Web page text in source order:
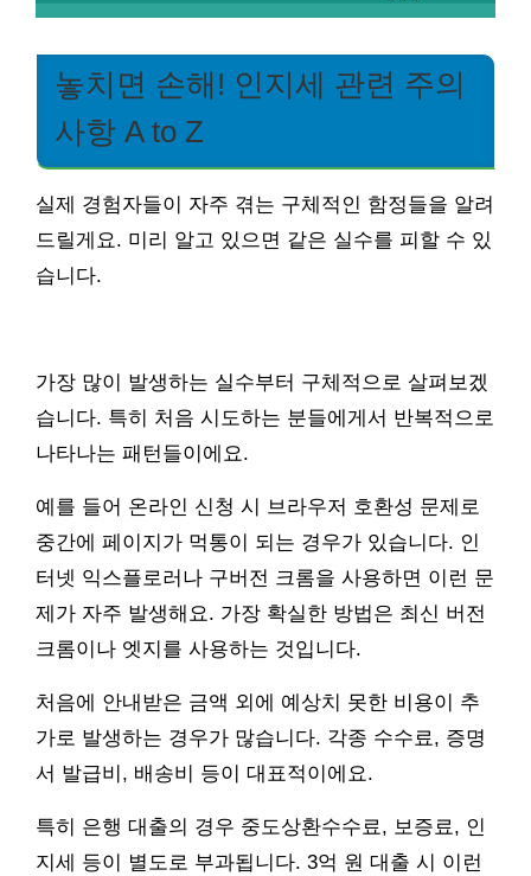
놓치면 손해! 인지세 관련 주의
사항 A to Z
실제 경험자들이 자주 겪는 구체적인 함정들을 알려
드릴게요. 미리 알고 있으면 같은 실수를 피할 수 있
습니다.
가장 많이 발생하는 실수부터 구체적으로 살펴보겠
습니다. 특히 처음 시도하는 분들에게서 반복적으로
나타나는 패턴들이에요.
예를 들어 온라인 신청 시 브라우저 호환성 문제로
중간에 페이지가 먹통이 되는 경우가 있습니다. 인
터넷 익스플로러나 구버전 크롬을 사용하면 이런 문
제가 자주 발생해요. 가장 확실한 방법은 최신 버전
크롬이나 엣지를 사용하는 것입니다.
처음에 안내받은 금액 외에 예상치 못한 비용이 추
가로 발생하는 경우가 많습니다. 각종 수수료, 증명
서 발급비, 배송비 등이 대표적이에요.
특히 은행 대출의 경우 중도상환수수료, 보증료, 인
지세 등이 별도로 부과됩니다. 3억 원 대출 시 이런